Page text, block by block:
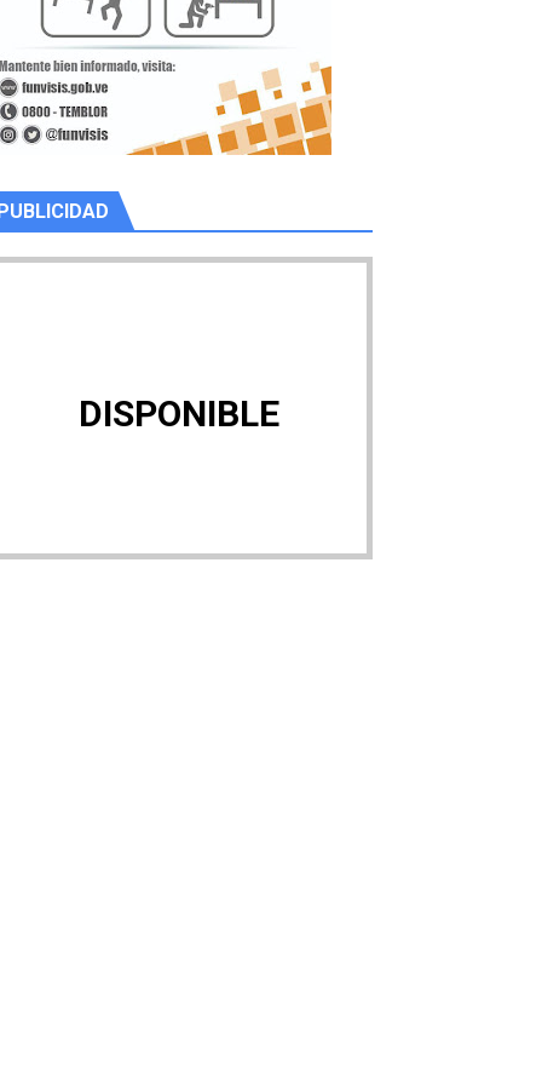
PUBLICIDAD
DISPONIBLE